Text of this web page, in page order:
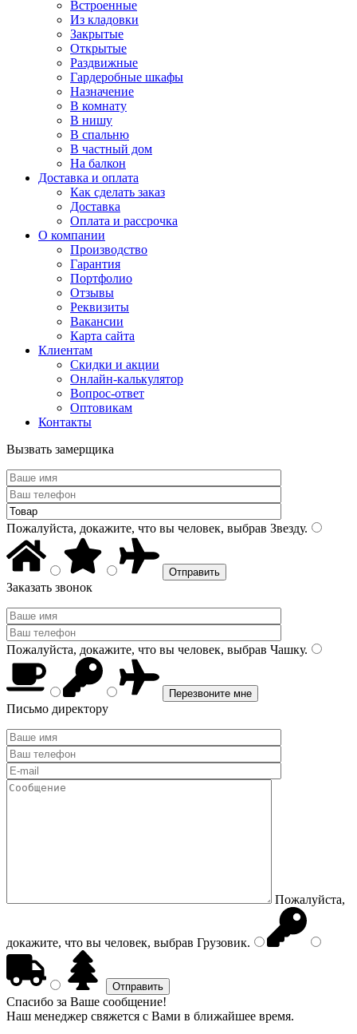
Встроенные
Из кладовки
Закрытые
Открытые
Раздвижные
Гардеробные шкафы
Назначение
В комнату
В нишу
В спальню
В частный дом
На балкон
Доставка и оплата
Как сделать заказ
Доставка
Оплата и рассрочка
О компании
Производство
Гарантия
Портфолио
Отзывы
Реквизиты
Вакансии
Карта сайта
Клиентам
Скидки и акции
Онлайн-калькулятор
Вопрос-ответ
Оптовикам
Контакты
Вызвать замерщика
Пожалуйста, докажите, что вы человек, выбрав Звезду.
Заказать звонок
Пожалуйста, докажите, что вы человек, выбрав Чашку.
Письмо директору
Пожалуйста,
докажите, что вы человек, выбрав Грузовик.
Спасибо за Ваше сообщение!
Наш менеджер свяжется с Вами в ближайшее время.